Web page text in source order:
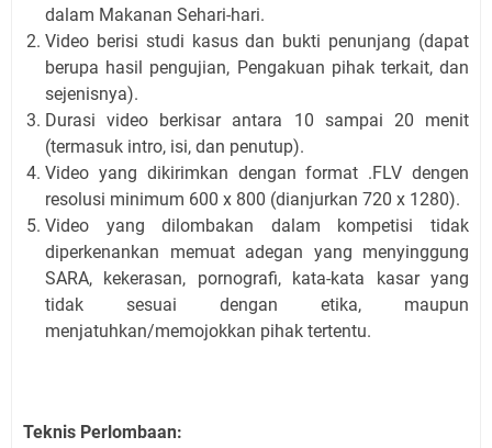
dalam Makanan Sehari-hari.
Video berisi studi kasus dan bukti penunjang (dapat
berupa hasil pengujian, Pengakuan pihak terkait, dan
sejenisnya).
Durasi video berkisar antara 10 sampai 20 menit
(termasuk intro, isi, dan penutup).
Video yang dikirimkan dengan format .FLV dengen
resolusi minimum 600 x 800 (dianjurkan 720 x 1280).
Video yang dilombakan dalam kompetisi tidak
diperkenankan memuat adegan yang menyinggung
SARA, kekerasan, pornografi, kata-kata kasar yang
tidak sesuai dengan etika, maupun
menjatuhkan/memojokkan pihak tertentu.
Teknis Perlombaan: